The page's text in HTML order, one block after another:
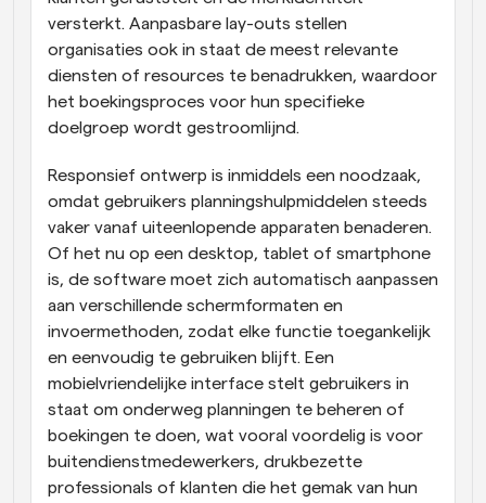
versterkt. Aanpasbare lay-outs stellen
organisaties ook in staat de meest relevante
diensten of resources te benadrukken, waardoor
het boekingsproces voor hun specifieke
doelgroep wordt gestroomlijnd.
Responsief ontwerp is inmiddels een noodzaak,
omdat gebruikers planningshulpmiddelen steeds
vaker vanaf uiteenlopende apparaten benaderen.
Of het nu op een desktop, tablet of smartphone
is, de software moet zich automatisch aanpassen
aan verschillende schermformaten en
invoermethoden, zodat elke functie toegankelijk
en eenvoudig te gebruiken blijft. Een
mobielvriendelijke interface stelt gebruikers in
staat om onderweg planningen te beheren of
boekingen te doen, wat vooral voordelig is voor
buitendienstmedewerkers, drukbezette
professionals of klanten die het gemak van hun